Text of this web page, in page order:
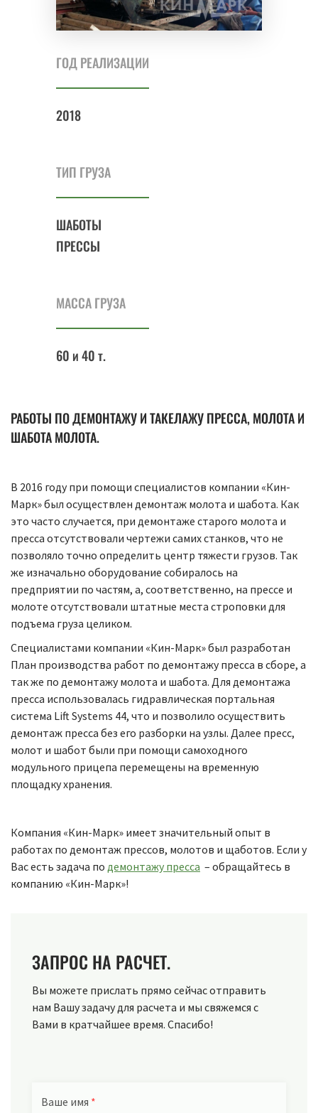
ГОД РЕАЛИЗАЦИИ
2018
ТИП ГРУЗА
ШАБОТЫ
ПРЕССЫ
МАССА ГРУЗА
60 и 40 т.
РАБОТЫ ПО ДЕМОНТАЖУ И ТАКЕЛАЖУ ПРЕССА, МОЛОТА И
ШАБОТА МОЛОТА.
В 2016 году при помощи специалистов компании «Кин-
Марк» был осуществлен демонтаж молота и шабота. Как
это часто случается, при демонтаже старого молота и
пресса отсутствовали чертежи самих станков, что не
позволяло точно определить центр тяжести грузов. Так
же изначально оборудование собиралось на
предприятии по частям, а, соответственно, на прессе и
молоте отсутствовали штатные места строповки для
подъема груза целиком.
Специалистами компании «Кин-Марк» был разработан
План производства работ по демонтажу пресса в сборе, а
так же по демонтажу молота и шабота. Для демонтажа
пресса использовалась гидравлическая портальная
система Lift Systems 44, что и позволило осуществить
демонтаж пресса без его разборки на узлы. Далее пресс,
молот и шабот были при помощи самоходного
модульного прицепа перемещены на временную
площадку хранения.
Компания «Кин-Марк» имеет значительный опыт в
работах по демонтаж прессов, молотов и щаботов. Если у
Вас есть задача по демонтажу пресса – обращайтесь в
компанию «Кин-Марк»!
ЗАПРОС НА РАСЧЕТ.
Вы можете прислать прямо сейчас отправить
нам Вашу задачу для расчета и мы свяжемся с
Вами в кратчайшее время. Спасибо!
Ваше имя *